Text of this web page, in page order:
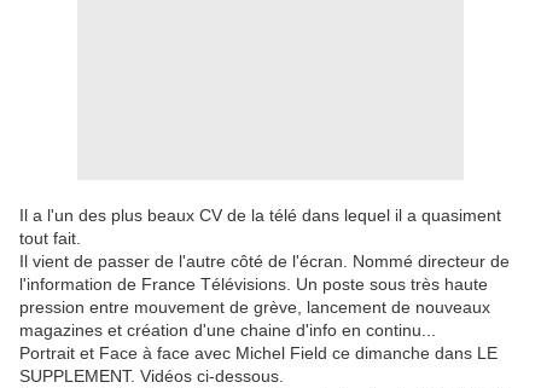
Il a l'un des plus beaux CV de la télé dans lequel il a quasiment
tout fait.
Il vient de passer de l'autre côté de l'écran. Nommé directeur de
l'information de France Télévisions. Un poste sous très haute
pression entre mouvement de grève, lancement de nouveaux
magazines et création d'une chaine d'info en continu...
Portrait et Face à face avec Michel Field ce dimanche dans LE
SUPPLEMENT. Vidéos ci-dessous.